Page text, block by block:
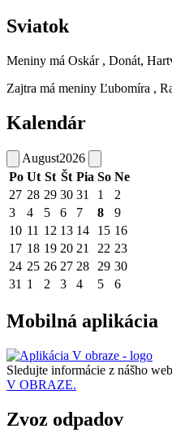
Sviatok
Meniny má Oskár , Donát,
Zajtra má meniny Ľubomíra ,
Kalendár
August2026
Po Ut St Št Pia So Ne
27 28 29 30 31 1
2
3
4 5 6 7 8
9
10 11 12 13 14 15 16
17 18 19 20 21 22 23
24 25 26 27 28 29 30
31 1 2 3 4 5 6
Mobilná aplikácia
Sledujte informácie z nášho
V OBRAZE.
Zvoz odpadov